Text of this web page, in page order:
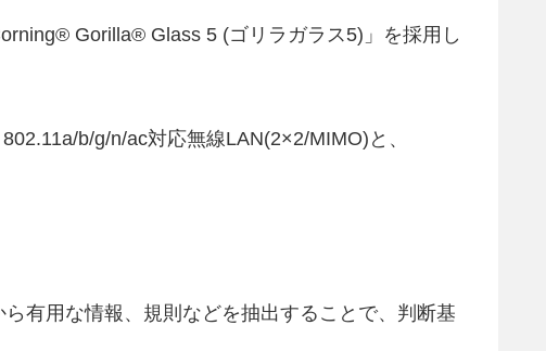
Gorilla® Glass 5 (ゴリラガラス5)」を採用し
b/g/n/ac対応無線LAN(2×2/MIMO)と、
有用な情報、規則などを抽出することで、判断基